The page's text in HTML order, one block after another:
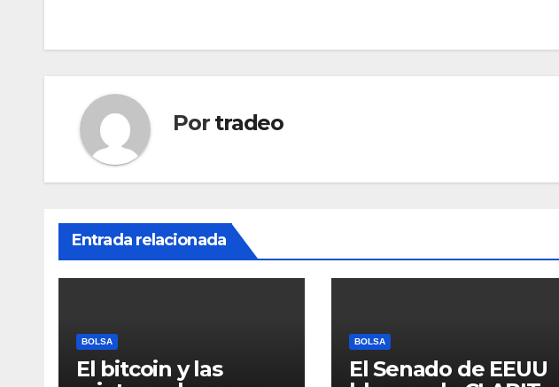
Por tradeo
Entrada relacionada
BOLSA
El bitcoin y las
BOLSA
El Senado de EEUU